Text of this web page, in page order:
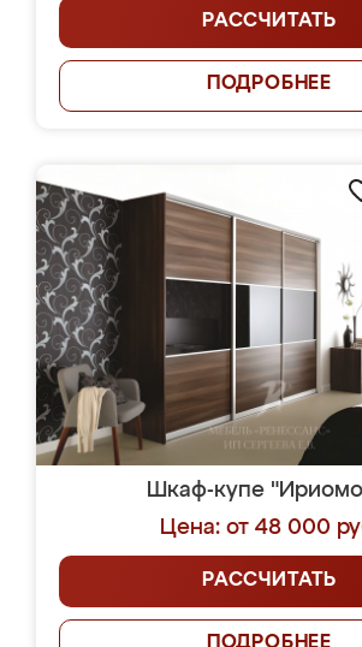
РАССЧИТАТЬ
ПОДРОБНЕЕ
Шкаф-купе
Цена: от 48 000
РАССЧИТАТЬ